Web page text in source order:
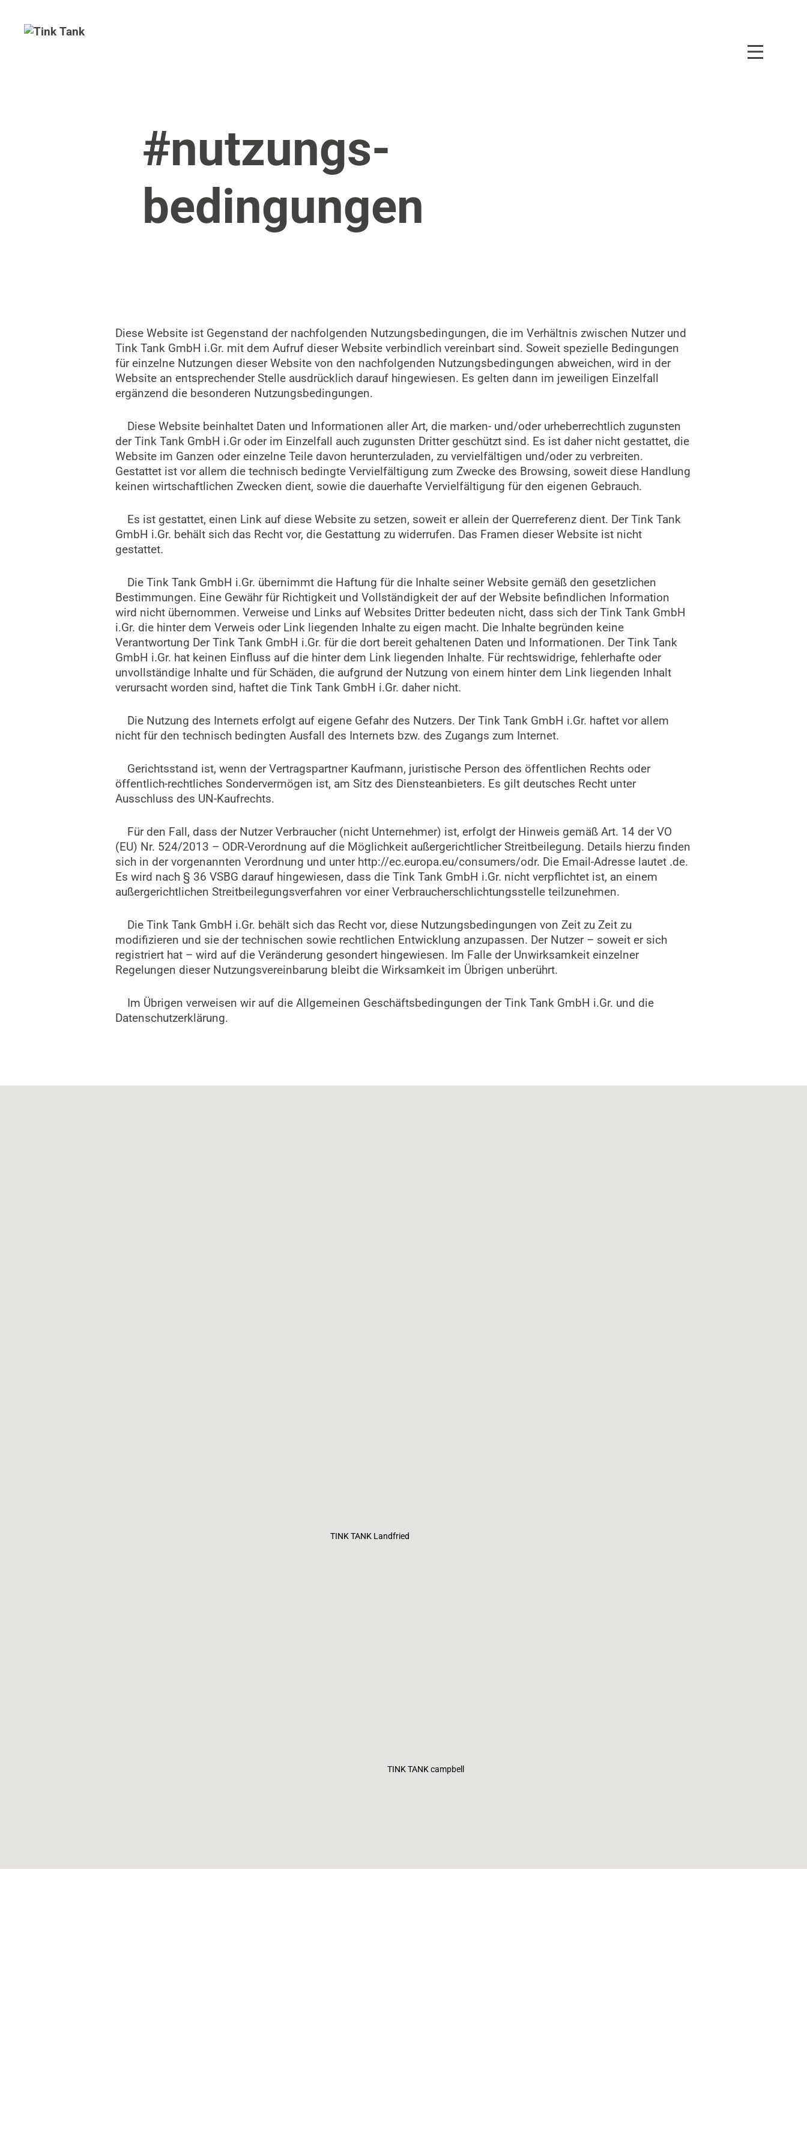
#nutzungs-
bedingungen
Diese Website ist Gegenstand der nachfolgenden Nutzungsbedingungen, die im Verhältnis zwischen Nutzer und
Tink Tank GmbH i.Gr. mit dem Aufruf dieser Website verbindlich vereinbart sind. Soweit spezielle Bedingungen
für einzelne Nutzungen dieser Website von den nachfolgenden Nutzungsbedingungen abweichen, wird in der
Website an entsprechender Stelle ausdrücklich darauf hingewiesen. Es gelten dann im jeweiligen Einzelfall
ergänzend die besonderen Nutzungsbedingungen.
Diese Website beinhaltet Daten und Informationen aller Art, die marken- und/oder urheberrechtlich zugunsten
der Tink Tank GmbH i.Gr oder im Einzelfall auch zugunsten Dritter geschützt sind. Es ist daher nicht gestattet, die
Website im Ganzen oder einzelne Teile davon herunterzuladen, zu vervielfältigen und/oder zu verbreiten.
Gestattet ist vor allem die technisch bedingte Vervielfältigung zum Zwecke des Browsing, soweit diese Handlung
keinen wirtschaftlichen Zwecken dient, sowie die dauerhafte Vervielfältigung für den eigenen Gebrauch.
Es ist gestattet, einen Link auf diese Website zu setzen, soweit er allein der Querreferenz dient. Der Tink Tank
GmbH i.Gr. behält sich das Recht vor, die Gestattung zu widerrufen. Das Framen dieser Website ist nicht
gestattet.
Die Tink Tank GmbH i.Gr. übernimmt die Haftung für die Inhalte seiner Website gemäß den gesetzlichen
Bestimmungen. Eine Gewähr für Richtigkeit und Vollständigkeit der auf der Website befindlichen Information
wird nicht übernommen. Verweise und Links auf Websites Dritter bedeuten nicht, dass sich der Tink Tank GmbH
i.Gr. die hinter dem Verweis oder Link liegenden Inhalte zu eigen macht. Die Inhalte begründen keine
Verantwortung Der Tink Tank GmbH i.Gr. für die dort bereit gehaltenen Daten und Informationen. Der Tink Tank
GmbH i.Gr. hat keinen Einfluss auf die hinter dem Link liegenden Inhalte. Für rechtswidrige, fehlerhafte oder
unvollständige Inhalte und für Schäden, die aufgrund der Nutzung von einem hinter dem Link liegenden Inhalt
verursacht worden sind, haftet die Tink Tank GmbH i.Gr. daher nicht.
Die Nutzung des Internets erfolgt auf eigene Gefahr des Nutzers. Der Tink Tank GmbH i.Gr. haftet vor allem
nicht für den technisch bedingten Ausfall des Internets bzw. des Zugangs zum Internet.
Gerichtsstand ist, wenn der Vertragspartner Kaufmann, juristische Person des öffentlichen Rechts oder
öffentlich-rechtliches Sondervermögen ist, am Sitz des Diensteanbieters. Es gilt deutsches Recht unter
Ausschluss des UN-Kaufrechts.
Für den Fall, dass der Nutzer Verbraucher (nicht Unternehmer) ist, erfolgt der Hinweis gemäß Art. 14 der VO
(EU) Nr. 524/2013 – ODR-Verordnung auf die Möglichkeit außergerichtlicher Streitbeilegung. Details hierzu finden
sich in der vorgenannten Verordnung und unter http://ec.europa.eu/consumers/odr. Die Email-Adresse lautet .de.
Es wird nach § 36 VSBG darauf hingewiesen, dass die Tink Tank GmbH i.Gr. nicht verpflichtet ist, an einem
außergerichtlichen Streitbeilegungsverfahren vor einer Verbraucherschlichtungsstelle teilzunehmen.
Die Tink Tank GmbH i.Gr. behält sich das Recht vor, diese Nutzungsbedingungen von Zeit zu Zeit zu
modifizieren und sie der technischen sowie rechtlichen Entwicklung anzupassen. Der Nutzer – soweit er sich
registriert hat – wird auf die Veränderung gesondert hingewiesen. Im Falle der Unwirksamkeit einzelner
Regelungen dieser Nutzungsvereinbarung bleibt die Wirksamkeit im Übrigen unberührt.
Im Übrigen verweisen wir auf die Allgemeinen Geschäftsbedingungen der Tink Tank GmbH i.Gr. und die
Datenschutzerklärung.
TINK TANK Landfried
TINK TANK campbell